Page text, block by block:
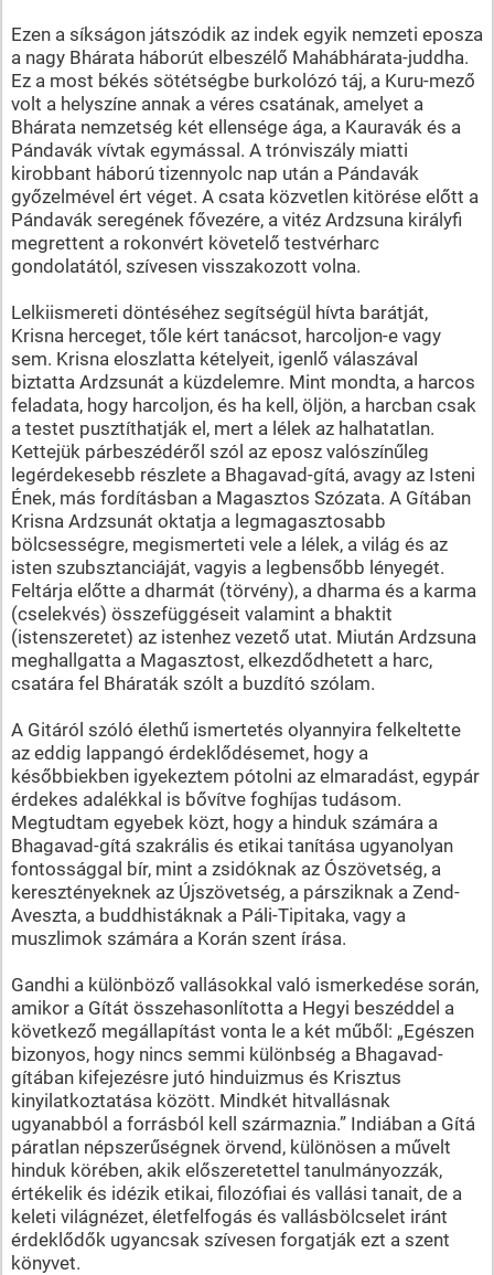
Ezen a síkságon játszódik az indek egyik nemzeti eposza
a nagy Bhárata háborút elbeszélő Mahábhárata-juddha.
Ez a most békés sötétségbe burkolózó táj, a Kuru-mező
volt a helyszíne annak a véres csatának, amelyet a
Bhárata nemzetség két ellensége ága, a Kauravák és a
Pándavák vívtak egymással. A trónviszály miatti
kirobbant háború tizennyolc nap után a Pándavák
győzelmével ért véget. A csata közvetlen kitörése előtt a
Pándavák seregének fővezére, a vitéz Ardzsuna királyfi
megrettent a rokonvért követelő testvérharc
gondolatától, szívesen visszakozott volna.
Lelkiismereti döntéséhez segítségül hívta barátját,
Krisna herceget, tőle kért tanácsot, harcoljon-e vagy
sem. Krisna eloszlatta kételyeit, igenlő válaszával
biztatta Ardzsunát a küzdelemre. Mint mondta, a harcos
feladata, hogy harcoljon, és ha kell, öljön, a harcban csak
a testet pusztíthatják el, mert a lélek az halhatatlan.
Kettejük párbeszédéről szól az eposz valószínűleg
legérdekesebb részlete a Bhagavad-gítá, avagy az Isteni
Ének, más fordításban a Magasztos Szózata. A Gítában
Krisna Ardzsunát oktatja a legmagasztosabb
bölcsességre, megismerteti vele a lélek, a világ és az
isten szubsztanciáját, vagyis a legbensőbb lényegét.
Feltárja előtte a dharmát (törvény), a dharma és a karma
(cselekvés) összefüggéseit valamint a bhaktit
(istenszeretet) az istenhez vezető utat. Miután Ardzsuna
meghallgatta a Magasztost, elkezdődhetett a harc,
csatára fel Bháraták szólt a buzdító szólam.
A Gitáról szóló élethű ismertetés olyannyira felkeltette
az eddig lappangó érdeklődésemet, hogy a
későbbiekben igyekeztem pótolni az elmaradást, egypár
érdekes adalékkal is bővítve foghíjas tudásom.
Megtudtam egyebek közt, hogy a hinduk számára a
Bhagavad-gítá szakrális és etikai tanítása ugyanolyan
fontossággal bír, mint a zsidóknak az Ószövetség, a
keresztényeknek az Újszövetség, a pársziknak a Zend-
Aveszta, a buddhistáknak a Páli-Tipitaka, vagy a
muszlimok számára a Korán szent írása.
Gandhi a különböző vallásokkal való ismerkedése során,
amikor a Gítát összehasonlította a Hegyi beszéddel a
következő megállapítást vonta le a két műből: „Egészen
bizonyos, hogy nincs semmi különbség a Bhagavad-
gítában kifejezésre jutó hinduizmus és Krisztus
kinyilatkoztatása között. Mindkét hitvallásnak
ugyanabból a forrásból kell származnia.” Indiában a Gítá
páratlan népszerűségnek örvend, különösen a művelt
hinduk körében, akik előszeretettel tanulmányozzák,
értékelik és idézik etikai, filozófiai és vallási tanait, de a
keleti világnézet, életfelfogás és vallásbölcselet iránt
érdeklődők ugyancsak szívesen forgatják ezt a szent
könyvet.